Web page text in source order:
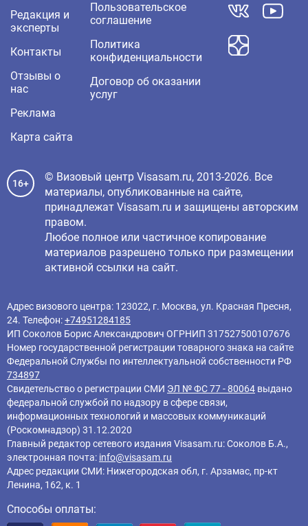
Редакция и
эксперты
Контакты
Отзывы о
нас
Реклама
Карта сайта
Пользовательское
соглашение
Политика
конфиденциальности
Договор об оказании
услуг
16+
© Визовый центр Visasam.ru, 2013-2026. Все
материалы, опубликованные на сайте,
принадлежат Visasam.ru и защищены авторским
правом.
Любое полное или частичное копирование
материалов разрешено только при размещении
активной ссылки на сайт.
Адрес визового центра: 123022, г. Москва, ул. Красная Пресня,
24. Телефон:+74951284185
ИП Соколов Борис Александрович ОГРНИП 317527500107676
Номер государственной регистрации товарного знака на сайте
Федеральной Службы по интеллектуальной собственности РФ
734897
Свидетельство о регистрации СМИ ЭЛ № ФС 77 - 80064 выдано
федеральной службой по надзору в сфере связи,
информационных технологий и массовых коммуникаций
(Роскомнадзор) 31.12.2020
Главный редактор cетевого издания Visasam.ru: Соколов Б.А.,
электронная почта: info@visasam.ru
Адрес редакции СМИ: Нижегородская обл, г. Арзамас, пр-кт
Ленина, 162, к. 1
Способы оплаты: